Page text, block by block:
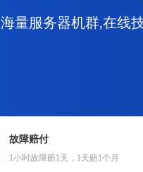
海量服务器机群,在线
故障赔付
1小时故障赔1天，1天赔1个月